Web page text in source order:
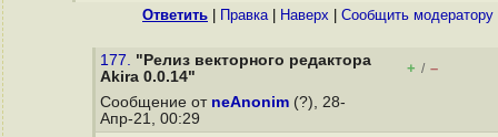
Ответить Правка| Наверх Cообщить модератору
177. "Релиз векторного редактора
Akira 0.0.14"
+ / –
Сообщение от neAnonim (?), 28-
Апр-21, 00:29